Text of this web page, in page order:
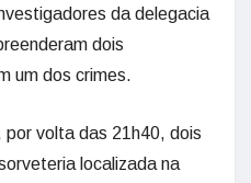
da delegacia
dois
um dos crimes.
volta das 21h40, dois
localizada na